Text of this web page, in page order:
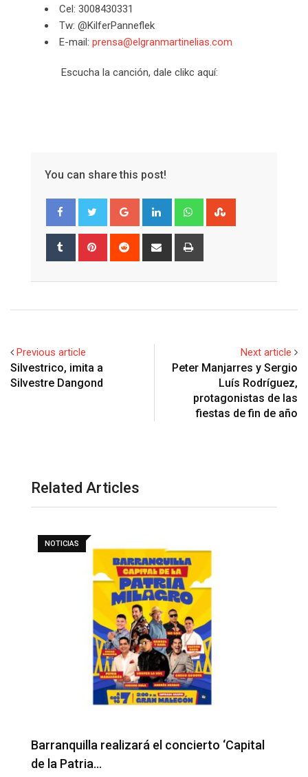
Cel: 3008430331
Tw: @KilferPanneflek
E-mail: prensa@elgranmartinelias.com
Escucha la canción, dale clikc aquí:
You can share this post!
Google+ LinkedIn Whatsapp
Tumblr Pinterest Reddit
Share
Previous article
Silvestrico, imita a
Silvestre Dangond
Next article
Peter Manjarres y Sergio
Luís Rodríguez,
protagonistas de las
fiestas de fin de año
Related Articles
NOTICIAS
Barranquilla realizará el concierto ‘Capital
de la Patria…